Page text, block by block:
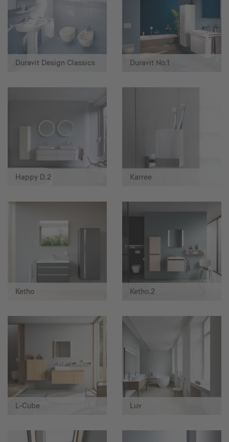
Duravit Design Classics Duravit No.1
Happy D.2 Karree
Ketho Ketho.2
L-Cube Luv